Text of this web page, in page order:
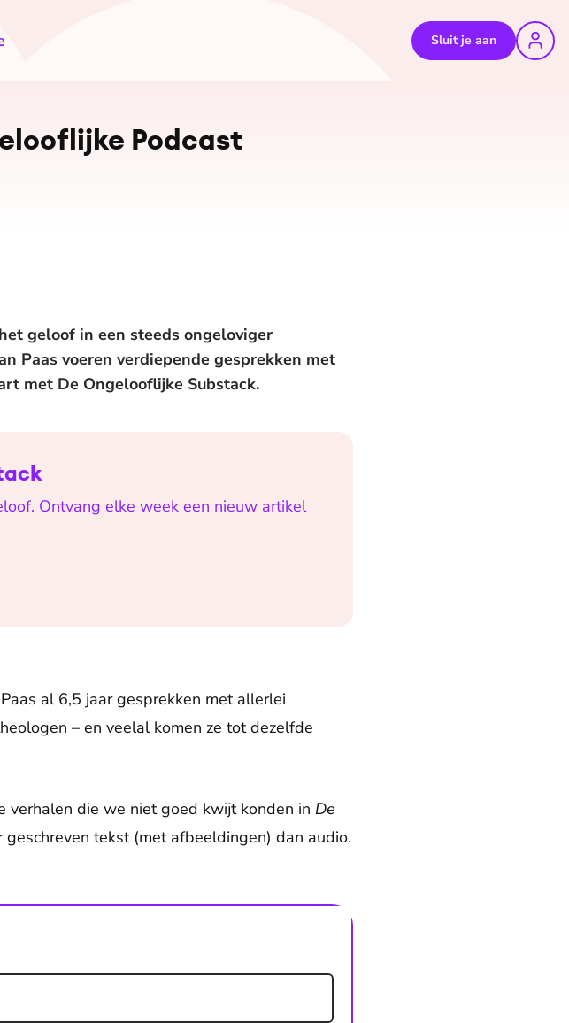
Sluit je aan
Podcast
geloof in een steeds ongeloviger
Paas voeren verdiepende gesprekken met
met De Ongelooflijke Substack.
Ontvang elke week een nieuw artikel
al 6,5 jaar gesprekken met allerlei
– en veelal komen ze tot dezelfde
verhalen die we niet goed kwijt konden in De
tekst (met afbeeldingen) dan audio.